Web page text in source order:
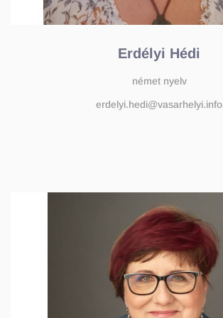
Erdélyi Hédi
német nyelv
erdelyi.hedi@vasarhelyi.info